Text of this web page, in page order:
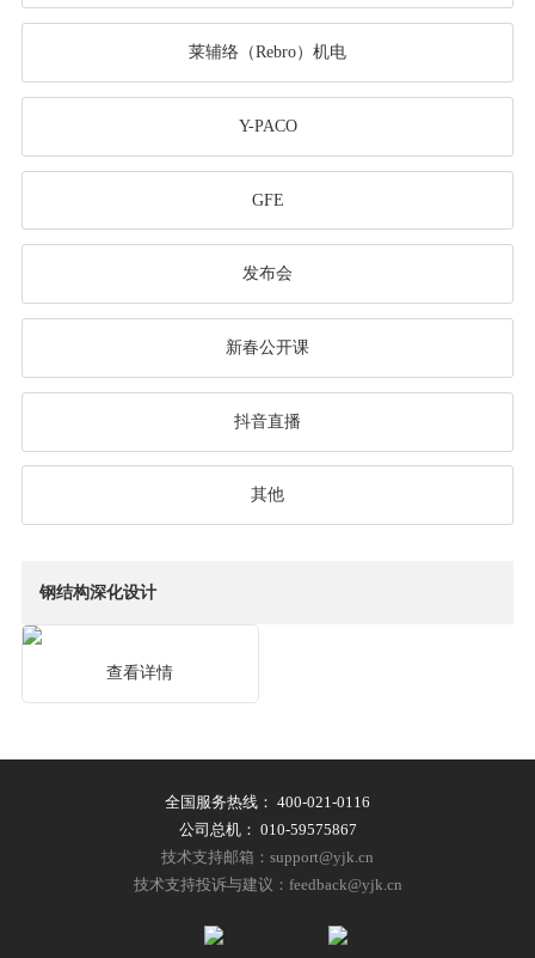
莱辅络（Rebro）机电
Y-PACO
GFE
发布会
新春公开课
抖音直播
其他
钢结构深化设计
查看详情
全国服务热线： 400-021-0116
公司总机： 010-59575867
技术支持邮箱：support@yjk.cn
技术支持投诉与建议：feedback@yjk.cn